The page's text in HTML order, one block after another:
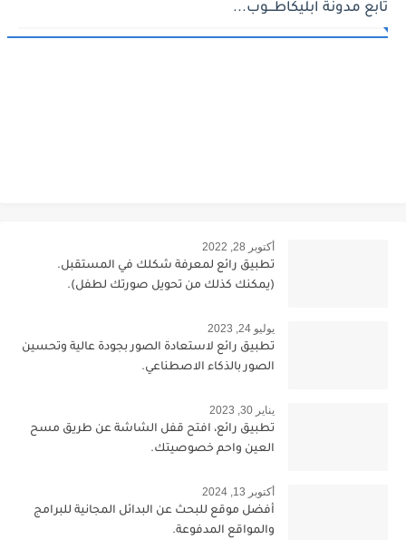
تابع مدونة ابليكاطـــوب...
أكتوبر 28, 2022
تطبيق رائع لمعرفة شكلك في المستقبل.
(يمكنك كذلك من تحويل صورتك لطفل).
يوليو 24, 2023
تطبيق رائع لاستعادة الصور بجودة عالية وتحسين
الصور بالذكاء الاصطناعي.
يناير 30, 2023
تطبيق رائع، افتح قفل الشاشة عن طريق مسح
العين واحم خصوصيتك.
أكتوبر 13, 2024
أفضل موقع للبحث عن البدائل المجانية للبرامج
والمواقع المدفوعة.